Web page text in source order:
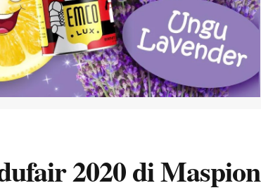
2020 di Maspion